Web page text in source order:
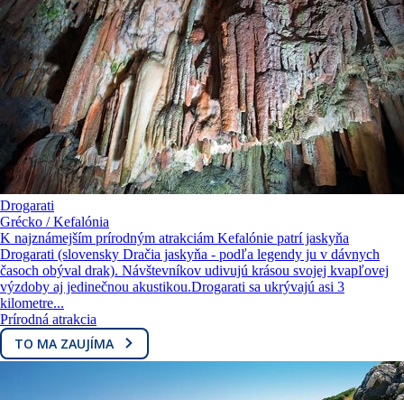
Drogarati
Grécko / Kefalónia
K najznámejším prírodným atrakciám Kefalónie patrí jaskyňa
Drogarati (slovensky Dračia jaskyňa - podľa legendy ju v dávnych
časoch obýval drak). Návštevníkov udivujú krásou svojej kvapľovej
výzdoby aj jedinečnou akustikou.Drogarati sa ukrývajú asi 3
kilometre...
Prírodná atrakcia
TO MA ZAUJÍMA